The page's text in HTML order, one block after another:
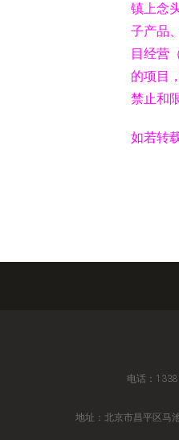
镇上念
子产品
目经营
的项目
禁止和
如若转
电话：
地址：北京市昌平区马